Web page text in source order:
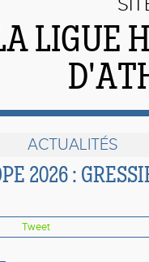
LIGUE
ACTUALITÉS
2026 :
Tweet